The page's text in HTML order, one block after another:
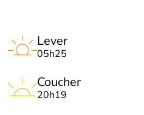
Lever
05h25
Coucher
20h19